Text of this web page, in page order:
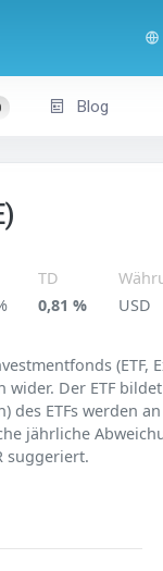
Blog
TD
0,81 %
USD
(ETF,
Der ETF
ETFs werden
jährliche
suggeriert.